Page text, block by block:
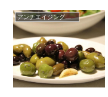
アンチエイジングに効く食べ物